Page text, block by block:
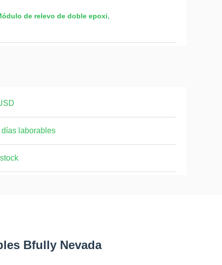
de relevo de doble epoxi,
días laborables
Bfully Nevada